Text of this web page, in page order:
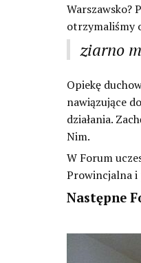
Warszawsko?
otrzymaliśmy
ziarno
Opiekę
nawiązujące
działania.
Nim.
W Forum
Prowincjalna i
Następne